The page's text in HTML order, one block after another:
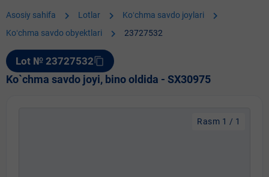
Asosiy sahifa chevron_right Lotlar chevron_right Koʻchma savdo joylari chevron_right
Koʻchma savdo obyektlari chevron_right 23727532
Lot № 23727532 content_copy
Ko`chma savdo joyi, bino oldida - SX30975
Rasm 1 / 1